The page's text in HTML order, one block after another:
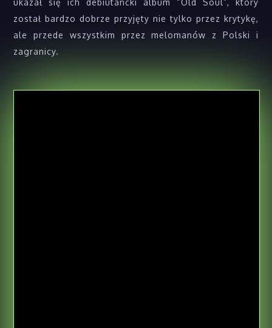
ukazał się ich debiutancki album “Old Soul”, który
został bardzo dobrze przyjęty nie tylko przez krytykę,
ale przede wszystkim przez melomanów z Polski i
zagranicy.